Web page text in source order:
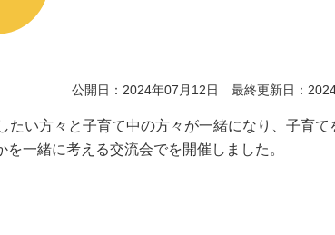
公開日：2024年07月12日 最終更新日：
い方々と子育て中の方々が一緒になり、子育て
一緒に考える交流会でを開催しました。